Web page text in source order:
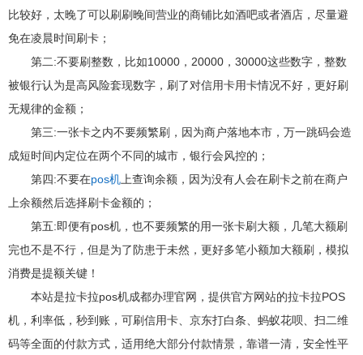
比较好，太晚了可以刷刷晚间营业的商铺比如酒吧或者酒店，尽量避
免在凌晨时间刷卡；
第二:不要刷整数，比如10000，20000，30000这些数字，整数
被银行认为是高风险套现数字，刷了对信用卡用卡情况不好，更好刷
无规律的金额；
第三:一张卡之内不要频繁刷，因为商户落地本市，万一跳码会造
成短时间内定位在两个不同的城市，银行会风控的；
第四:不要在pos机上查询余额，因为没有人会在刷卡之前在商户
上余额然后选择刷卡金额的；
第五:即便有pos机，也不要频繁的用一张卡刷大额，几笔大额刷
完也不是不行，但是为了防患于未然，更好多笔小额加大额刷，模拟
消费是提额关键！
本站是拉卡拉pos机成都办理官网，提供官方网站的拉卡拉POS
机，利率低，秒到账，可刷信用卡、京东打白条、蚂蚁花呗、扫二维
码等全面的付款方式，适用绝大部分付款情景，靠谱一清，安全性平